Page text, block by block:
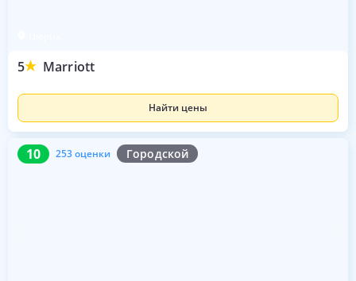
5 Marriott
Найти цены
10 253 оценки Городской
10 253 оценки